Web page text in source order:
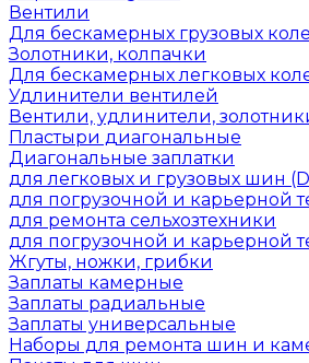
Вентили
Для бескамерных грузовых
Золотники, колпачки
Для бескамерных легковых
Удлинители вентилей
Вентили, удлинители,
Пластыри диагональные
Диагональные заплатки
для легковых и грузовых шин
для погрузочной и карьерной
для ремонта сельхозтехники
для погрузочной и карьерной
Жгуты, ножки, грибки
Заплаты камерные
Заплаты радиальные
Заплаты универсальные
Наборы для ремонта шин и